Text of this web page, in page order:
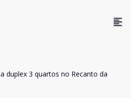
duplex 3 quartos no Recanto da